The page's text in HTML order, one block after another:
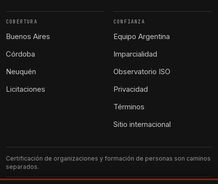
COBERTURA
Buenos Aires
Córdoba
Neuquén
Licitaciones
CONFIANZA
Equipo Argentina
Imparcialidad
Observatorio ISO
Privacidad
Términos
Sitio internacional
Certificación de organizaciones y formación de personas son caminos
separados.